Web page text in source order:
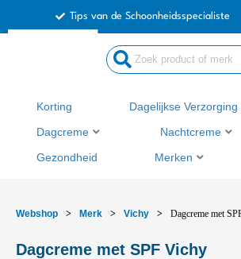
Tips van de Schoonheidsspecialiste
Search
...
Korting Dagelijkse Verzorging
Dagcreme Nachtcreme
Gezondheid Merken
Webshop > Merk > Vichy > Dagcreme met
Dagcreme met SPF Vichy